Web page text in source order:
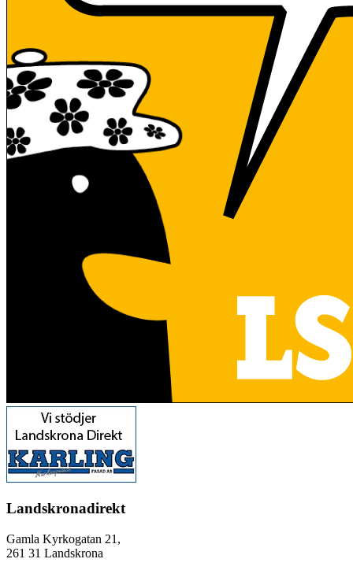
Landskronadirekt
Gamla Kyrkogatan 21,
261 31 Landskrona